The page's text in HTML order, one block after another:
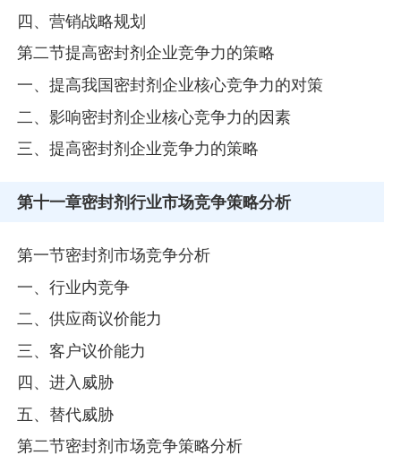
四、营销战略规划
第二节提高密封剂企业竞争力的策略
一、提高我国密封剂企业核心竞争力的对策
二、影响密封剂企业核心竞争力的因素
三、提高密封剂企业竞争力的策略
第十一章密封剂行业市场竞争策略分析
第一节密封剂市场竞争分析
一、行业内竞争
二、供应商议价能力
三、客户议价能力
四、进入威胁
五、替代威胁
第二节密封剂市场竞争策略分析